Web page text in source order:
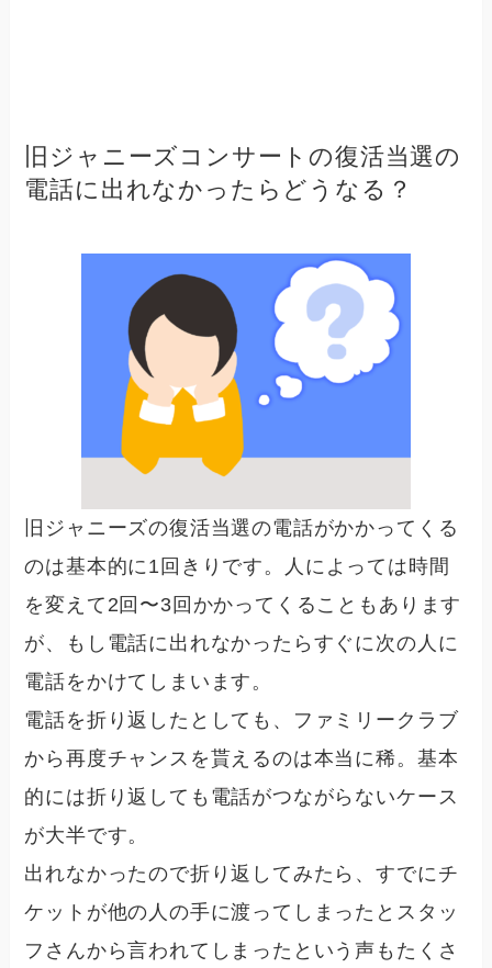
旧ジャニーズコンサートの復活当選の
電話に出れなかったらどうなる？
旧ジャニーズの復活当選の電話がかかってくる
のは基本的に1回きりです。
人によっては時間
を変えて2回〜3回かかってくることもあります
が、もし電話に出れなかったらすぐに次の人に
電話をかけてしまいます。
電話を折り返したとしても、ファミリークラブ
から再度チャンスを貰えるのは本当に稀。基本
的には折り返しても電話がつながらないケース
が大半です。
出れなかったので折り返してみたら、すでにチ
ケットが他の人の手に渡ってしまったとスタッ
フさんから言われてしまったという声もたくさ